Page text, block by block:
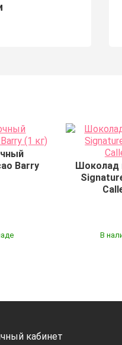
Barry
Шоколад
В
кабинет